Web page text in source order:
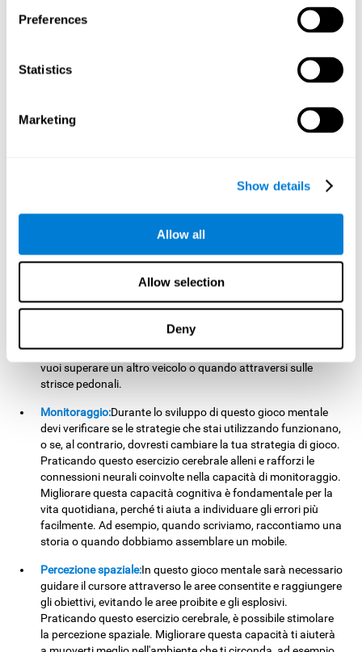
Preferences
Statistics
Marketing
Show details
Allow all
Allow selection
Deny
questo gioco, è possibile lavorare sulla nostra memoria non
verbale. Questa abilità cognitiva è fondamentale nella nostra
quotidianità perché ci permette di memorizzare gli stimoli
In questo esercizio mentale devi prestare
allo schema di comparsa delle aree rosse. Praticando questo
gioco mentale stimoli la tua attenzione divisa. Rafforzare
esempio, quando cammini per strada e allo stesso tempo
scrivi un messaggio sul telefono o quando seguiamo una
lezione e prendiamo appunti mentre ascoltiamo il
Inibizione:Se durante il gioco mentale rilevi un'area esplosiva
Praticare questa sfida mentale ti aiuterà a stimolare e
migliorare la tue capacità inibitoria. Questa capacità
appropriato a situazioni in cui hai già avviato un'azione e devi
fermarti improvvisamente. Ad esempio, quando sei in auto e
vuoi superare un altro veicolo o quando attraversi sulle
strisce pedonali.
Monitoraggio:Durante lo sviluppo di questo gioco mentale
devi verificare se le strategie che stai utilizzando funzionano,
o se, al contrario, dovresti cambiare la tua strategia di gioco.
Praticando questo esercizio cerebrale alleni e rafforzi le
connessioni neurali coinvolte nella capacità di monitoraggio.
Migliorare questa capacità cognitiva è fondamentale per la
vita quotidiana, perché ti aiuta a individuare gli errori più
facilmente. Ad esempio, quando scriviamo, raccontiamo una
storia o quando dobbiamo assemblare un mobile.
Percezione spaziale:In questo gioco mentale sarà necessario
guidare il cursore attraverso le aree consentite e raggiungere
gli obiettivi, evitando le aree proibite e gli esplosivi.
Praticando questo esercizio cerebrale, è possibile stimolare
la percezione spaziale. Migliorare questa capacità ti aiuterà